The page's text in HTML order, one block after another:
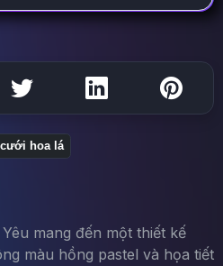
hoa lá
mang đến một thiết kế
màu hồng pastel và họa tiết